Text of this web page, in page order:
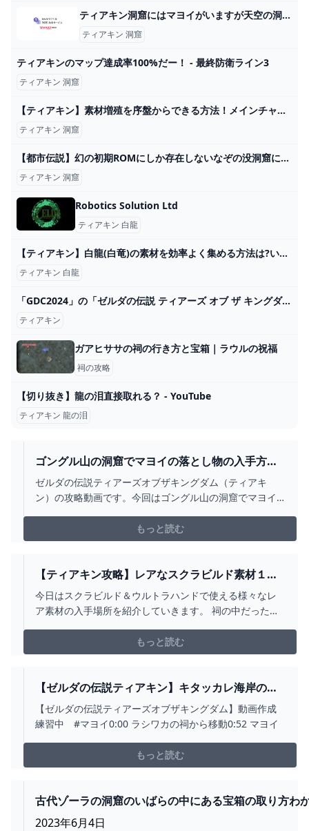
ティアキン洞窟にはマヨイがいますが天空の洞窟にもいますか？ - ... - Yahoo!知恵袋
ティアキン 洞窟
ティアキンのマップ達成率100%だー！ - 最終防衛ライン3
ティアキン 洞窟
【ティアキン】素材増殖を序盤からできる方法！メインチャレンジやらずにビトゥオ谷の深穴で増殖できるぞ！【ゼルダの伝説ティアーズオブザキングダム】 - YouTube
ティアキン 洞窟
【都市伝説】幻の初期ROMにしか存在しないなぞの没洞窟に無理やり行ってみた【ゼルダの伝説ティアーズオブザキングダム】【ティアキン】 - YouTube
ティアキン 洞窟
Robotics Solution Ltd
ティアキン 白龍
【ティアキン】白龍(白竜)の素材を効率よく集める方法は?いる場所はどこ? ゼルダの伝説ティアーズオブザキングダム(ティアキン)攻略まとめ-コログ速報
ティアキン 白龍
「GDC2024」の「ゼルダの伝説 ティアーズ オブ ザ キングダム」講演がYouTubeで公開！ - GAME Watch
ティアキン
ガアヒササの祠の行き方と宝箱｜ラウルの祝福
祠の攻略
【切り抜き】龍の泪直接取れる？ - YouTube
ティアキン 龍の泪
ゴングル山の洞窟でマヨイの落とし物の入手方
法、ジョジョニウの祠への行き方【ゼルダの伝説
ティアーズオブザキングダム（ティアキン）】 -
ゼルダの伝説ティアーズオブザキングダム（ティアキ
ン）の攻略動画です。今回はゴングル山の洞窟でマヨイ
お送りします。00:00 ゴングル山の洞窟をマップで表示
00:20 ゴングル山の洞窟を探検開始00:30 ボコブリンの群
もっと読む
【ティアキン攻略】レアなスクラビルド素材１２
選の入手場所紹介【ウルトラハンド素材】 » あり
すたーたのヘブバン攻略ブログ
今日はスクラビルド＆ウルトラハンドで使える様々なレ
ア素材の入手場所を紹介していきます。 祠の中だった
構あるのですよね！ 今からまとめて紹介していくので、
皆様の発明に是非是非役立たせてくださいな♪ ティアキン
もっと読む
【ゼルダの伝説ティアキン】キタッカレ海岸の洞
窟(マヨイ） - YOUTUBE
【ゼルダの伝説ティアーズオブザキングダム】動画作成
練習中 #マヨイ0:00 ラシワカの祠から移動0:52 マヨイ
もっと読む
古代ゾーラの洞窟のいばらの中にある宝箱の取り方わ
人いる？？ - ゼルダの伝説まとめ速報｜ティアキン｜
2023年6月4日